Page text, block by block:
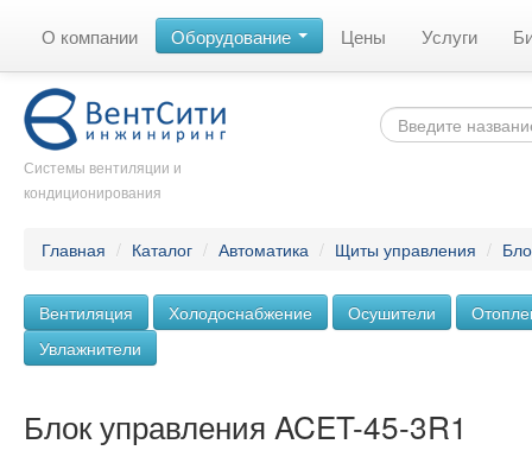
О компании Оборудование Цены Услуги
Системы вентиляции и
кондиционирования
Главная / Каталог / Автоматика / Щиты управления /
Вентиляция Холодоснабжение Осушители
Увлажнители
Блок управления ACET-45-3R1